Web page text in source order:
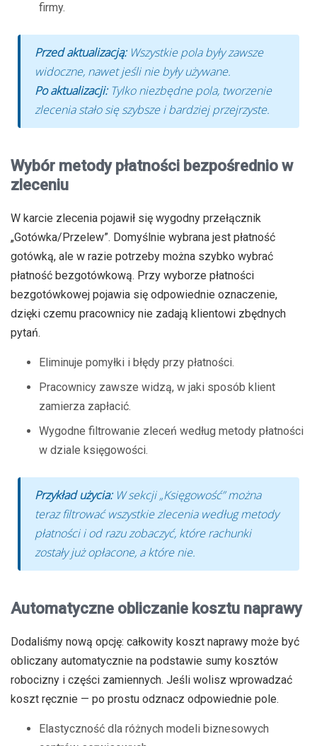
firmy.
Przed aktualizacją:Wszystkie pola były zawsze
widoczne, nawet jeśli nie były używane.
Po aktualizacji:Tylko niezbędne pola, tworzenie
zlecenia stało się szybsze i bardziej przejrzyste.
Wybór metody płatności bezpośrednio w
zleceniu
W karcie zlecenia pojawił się wygodny przełącznik
„Gotówka/Przelew”. Domyślnie wybrana jest płatność
gotówką, ale w razie potrzeby można szybko wybrać
płatność bezgotówkową. Przy wyborze płatności
bezgotówkowej pojawia się odpowiednie oznaczenie,
dzięki czemu pracownicy nie zadają klientowi zbędnych
pytań.
Eliminuje pomyłki i błędy przy płatności.
Pracownicy zawsze widzą, w jaki sposób klient
zamierza zapłacić.
Wygodne filtrowanie zleceń według metody płatności
w dziale księgowości.
Przykład użycia:W sekcji „Księgowość” można
teraz filtrować wszystkie zlecenia według metody
płatności i od razu zobaczyć, które rachunki
zostały już opłacone, a które nie.
Automatyczne obliczanie kosztu naprawy
Dodaliśmy nową opcję: całkowity koszt naprawy może być
obliczany automatycznie na podstawie sumy kosztów
robocizny i części zamiennych. Jeśli wolisz wprowadzać
koszt ręcznie — po prostu odznacz odpowiednie pole.
Elastyczność dla różnych modeli biznesowych